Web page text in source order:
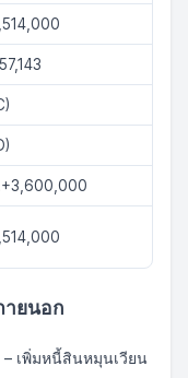
ยนอก
เพิ่มหนี้สินหมุนเวียน